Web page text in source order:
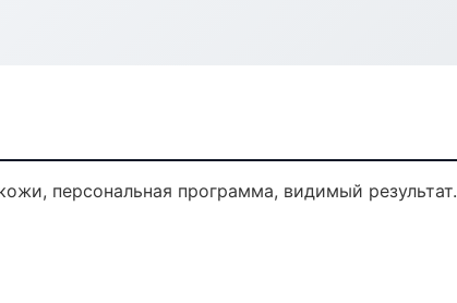
персональная программа, видимый результат.